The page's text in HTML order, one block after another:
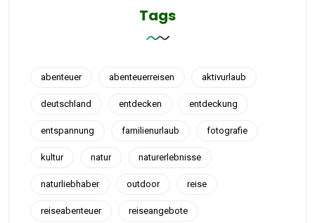
Tags
abenteuer abenteuerreisen aktivurlaub
deutschland entdecken entdeckung
entspannung familienurlaub fotografie
kultur natur naturerlebnisse
naturliebhaber outdoor reise
reiseabenteuer reiseangebote